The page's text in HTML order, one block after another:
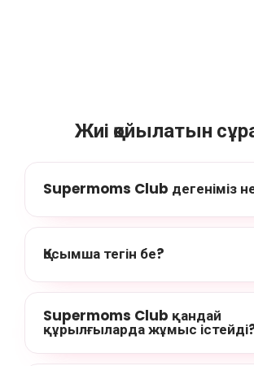
Жиі қойылатын
Supermoms Club дегеніміз
Қосымша тегін бе?
Supermoms Club қандай
құрылғыларда жұмыс